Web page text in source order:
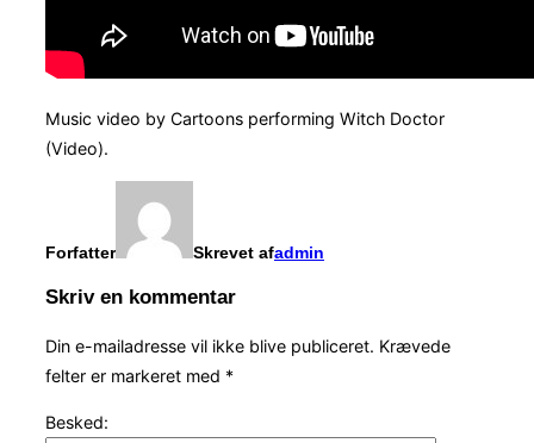
Music video by Cartoons performing Witch Doctor
(Video).
Forfatter Skrevet afadmin
Skriv en kommentar
Din e-mailadresse vil ikke blive publiceret. Krævede
felter er markeret med *
Besked: